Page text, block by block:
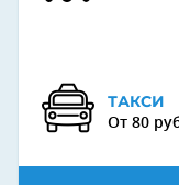
ТАКСИ
От 80